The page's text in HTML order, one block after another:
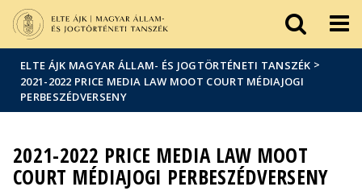
Hírek
Események
ELTE a
sajtóban
ELTE ÁJK MAGYAR ÁLLAM- ÉS JOGTÖRTÉNETI TANSZÉK >
2021-2022 PRICE MEDIA LAW MOOT COURT MÉDIAJOGI
PERBESZÉDVERSENY
2021-2022 PRICE MEDIA LAW MOOT
COURT MÉDIAJOGI PERBESZÉDVERSENY